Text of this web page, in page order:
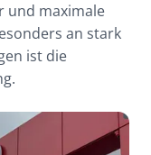
und maximale
an stark
ist die